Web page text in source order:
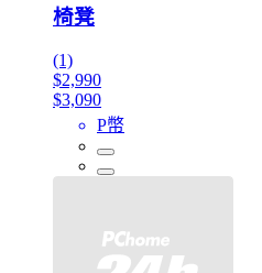
椅凳
(1)
$2,990
$3,090
P幣